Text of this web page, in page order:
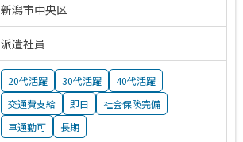
新潟市中央区
派遣社員
20代活躍 30代活躍
40代活躍
交通費支給
即日
社会保険完備
車通勤可
長期